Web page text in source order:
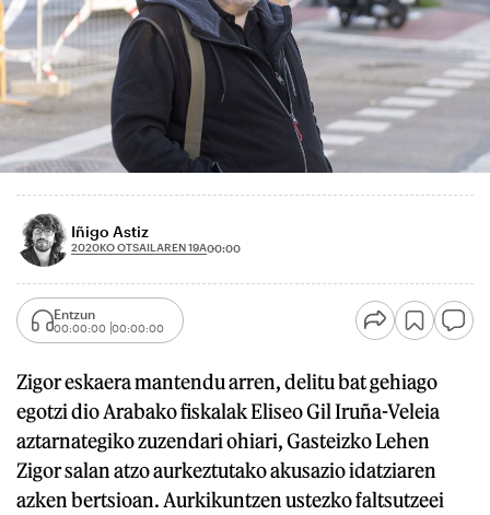
Iñigo Astiz
2020KO OTSAILAREN 19A00:00
Entzun
00:00:00 00:00:00
Zigor eskaera mantendu arren, delitu bat gehiago
egotzi dio Arabako fiskalak Eliseo Gil Iruña-Veleia
aztarnategiko zuzendari ohiari, Gasteizko Lehen
Zigor salan atzo aurkeztutako akusazio idatziaren
azken bertsioan. Aurkikuntzen ustezko faltsutzeei